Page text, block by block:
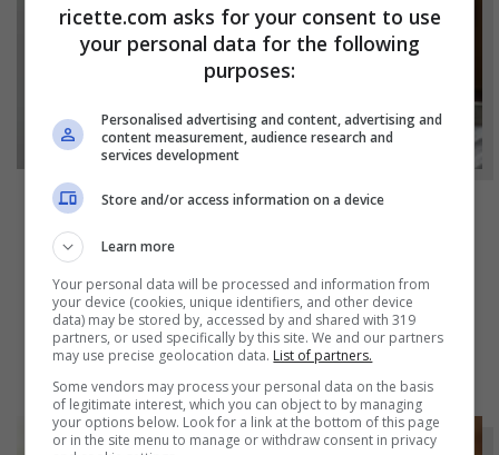
Bicchieri opachi dopo la lavastoviglie? Il
segreto naturale per farli tornare come
nuovi
ricette.com asks for your consent to use
your personal data for the following
purposes:
Personalised advertising and content, advertising and
content measurement, audience research and
services development
Store and/or access information on a device
Learn more
Your personal data will be processed and information from
your device (cookies, unique identifiers, and other device
data) may be stored by, accessed by and shared with 319
partners, or used specifically by this site. We and our partners
may use precise geolocation data. List of partners.
Some vendors may process your personal data on the basis
of legitimate interest, which you can object to by managing
your options below. Look for a link at the bottom of this page
or in the site menu to manage or withdraw consent in privacy